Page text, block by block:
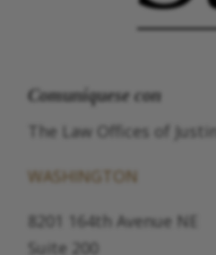
Comuníquese con
The Law Offices of
WASHINGTON
8201 164th Avenue NE
Suite 200